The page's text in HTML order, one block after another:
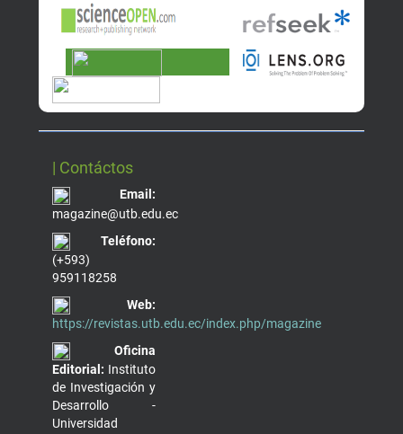
| Contáctos
Email:
magazine@utb.edu.ec
Teléfono:
(+593)
959118258
Web:
https://revistas.utb.edu.ec/index.php/magazine
Oficina
Editorial: Instituto
de Investigación y
Desarrollo -
Universidad